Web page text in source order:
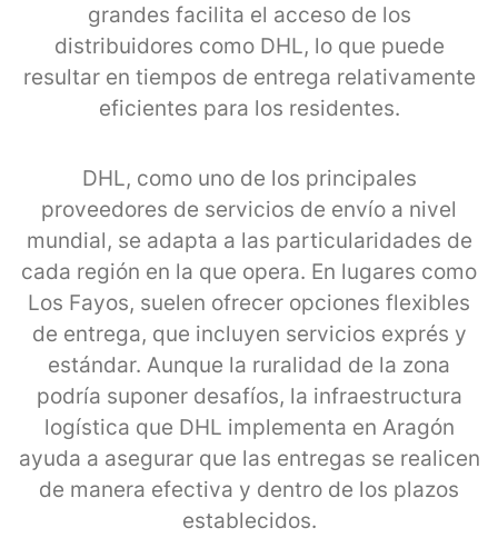
grandes facilita el acceso de los
distribuidores como DHL, lo que puede
resultar en tiempos de entrega relativamente
eficientes para los residentes.
DHL, como uno de los principales
proveedores de servicios de envío a nivel
mundial, se adapta a las particularidades de
cada región en la que opera. En lugares como
Los Fayos, suelen ofrecer opciones flexibles
de entrega, que incluyen servicios exprés y
estándar. Aunque la ruralidad de la zona
podría suponer desafíos, la infraestructura
logística que DHL implementa en Aragón
ayuda a asegurar que las entregas se realicen
de manera efectiva y dentro de los plazos
establecidos.